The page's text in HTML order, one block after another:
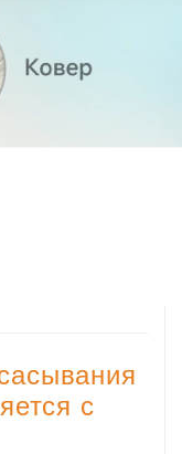
с